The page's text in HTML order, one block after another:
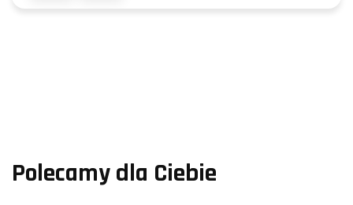
Polecamy dla Ciebie